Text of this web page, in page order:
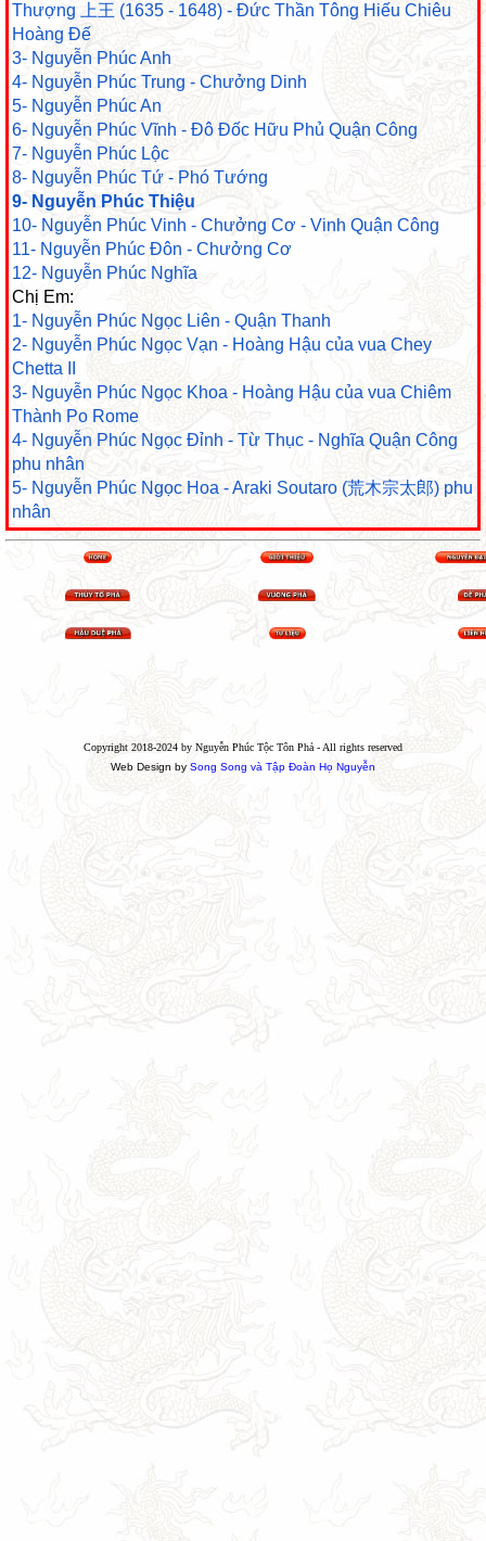
Thượng 上王 (1635 - 1648) - Đức Thần Tông Hiếu Chiêu
Hoàng Đế
3- Nguyễn Phúc Anh
4- Nguyễn Phúc Trung - Chưởng Dinh
5- Nguyễn Phúc An
6- Nguyễn Phúc Vĩnh - Đô Đốc Hữu Phủ Quận Công
7- Nguyễn Phúc Lộc
8- Nguyễn Phúc Tứ - Phó Tướng
9- Nguyễn Phúc Thiệu
10- Nguyễn Phúc Vinh - Chưởng Cơ - Vinh Quận Công
11- Nguyễn Phúc Đôn - Chưởng Cơ
12- Nguyễn Phúc Nghĩa
Chị Em:
1- Nguyễn Phúc Ngọc Liên - Quận Thanh
2- Nguyễn Phúc Ngọc Vạn - Hoàng Hậu của vua Chey
Chetta II
3- Nguyễn Phúc Ngọc Khoa - Hoàng Hậu của vua Chiêm
Thành Po Rome
4- Nguyễn Phúc Ngọc Đỉnh - Từ Thục - Nghĩa Quận Công
phu nhân
5- Nguyễn Phúc Ngọc Hoa - Araki Soutaro (荒木宗太郎) phu
nhân
Copyright 2018-2024 by Nguyễn Phúc Tộc Tôn Phả - All rights reserved
Web Design by Song Song và Tập Đoàn Họ Nguyễn